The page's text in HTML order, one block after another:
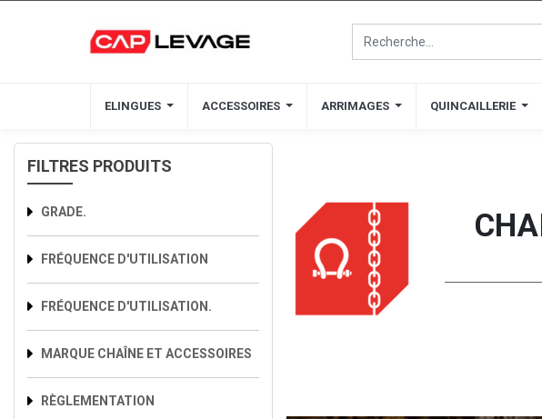
ELINGUES ACCESSOIRES ARRIMAGES QUINCAILLERIE
ELINGUES ACCESSOIRES ARRIMAGES QUINCAILLERIE
FILTRES PRODUITS
GRADE.
FRÉQUENCE D'UTILISATION
FRÉQUENCE D'UTILISATION.
MARQUE CHAÎNE ET ACCESSOIRES
RÈGLEMENTATION